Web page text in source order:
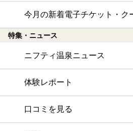
今月の新着電子チケット・ク
特集・ニュース
ニフティ温泉ニュース
体験レポート
口コミを見る